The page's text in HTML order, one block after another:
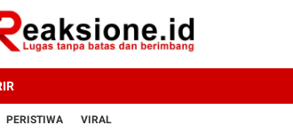
PERISTIWA VIRAL